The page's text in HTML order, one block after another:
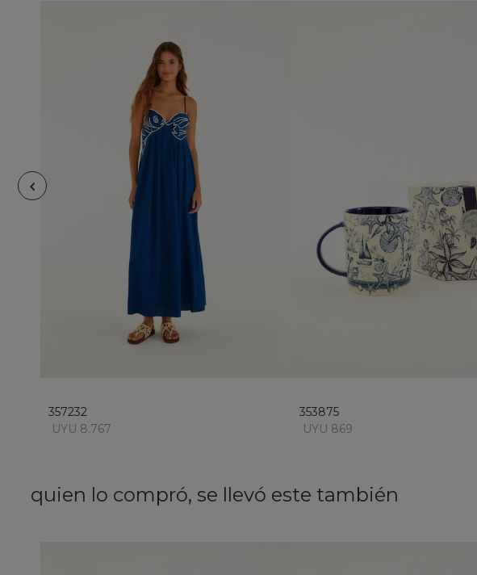
añadir al carrito
357232
UYU 8.767
353875
UYU 869
quien lo compró, se llevó este también